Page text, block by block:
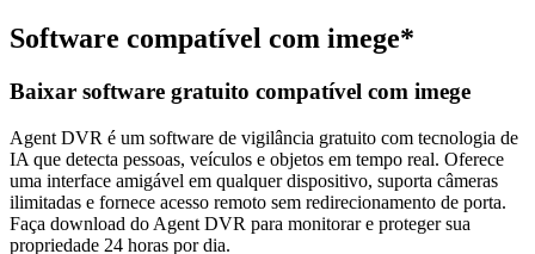
Software compatível com imege*
Baixar software gratuito compatível com imege
Agent DVR é um software de vigilância gratuito com tecnologia de
IA que detecta pessoas, veículos e objetos em tempo real. Oferece
uma interface amigável em qualquer dispositivo, suporta câmeras
ilimitadas e fornece acesso remoto sem redirecionamento de porta.
Faça download do Agent DVR para monitorar e proteger sua
propriedade 24 horas por dia.